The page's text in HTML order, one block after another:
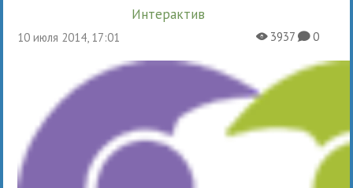
Интерактив
10 июля 2014, 17:01 X3937K0